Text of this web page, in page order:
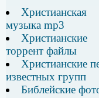
Христианская
музыка mp3
Христианские
торрент файлы
Христианские
известных групп
Библейские